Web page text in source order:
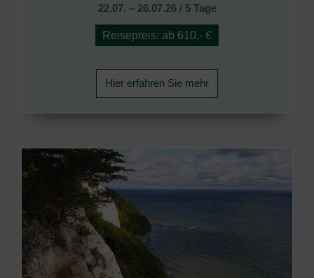
22.07. – 26.07.26 / 5 Tage
Reisepreis: ab 610,- €
Hier erfahren Sie mehr